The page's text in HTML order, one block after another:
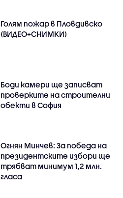
Голям пожар в Пловдивско
(ВИДЕО+СНИМКИ)
Боди камери ще записват
проверките на строителни
обекти в София
Огнян Минчев: За победа на
президентските избори ще
трябват минимум 1,2 млн.
гласа